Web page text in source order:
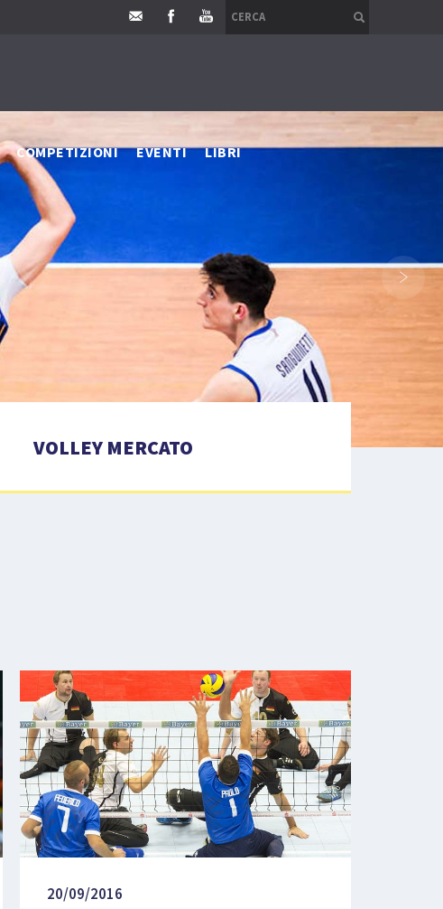
COMPETIZIONI EVENTI LIBRI
›
VOLLEY MERCATO
20/09/2016